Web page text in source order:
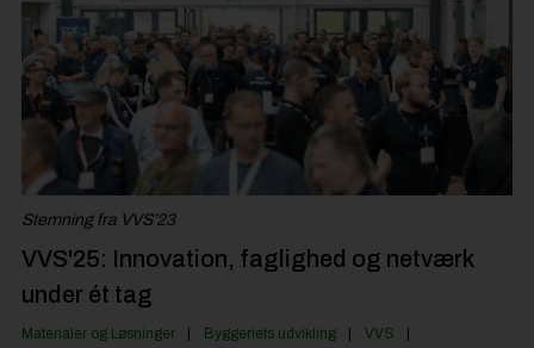
Byggepladsen
Anlæg
Til Håndværkeren
Partnere
Jobportal
Stemning fra VVS’23
VVS'25: Innovation, faglighed og netværk
under ét tag
Materialer og Løsninger Byggeriets udvikling
VVS